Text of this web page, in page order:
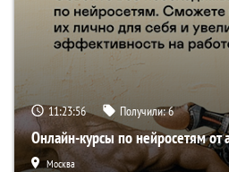
11:23:55 Получили:6
Онлайн-курсы по нейросетям от
Москва